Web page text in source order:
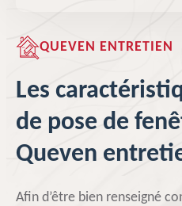
QUEVEN ENTRETIEN
Les
de pose de
Queven
Afin d’être bien renseigné